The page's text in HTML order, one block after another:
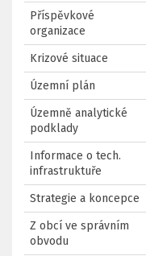
Příspěvkové
organizace
Krizové situace
Územní plán
Územně analytické
podklady
Informace o tech.
infrastruktuře
Strategie a koncepce
Z obcí ve správním
obvodu